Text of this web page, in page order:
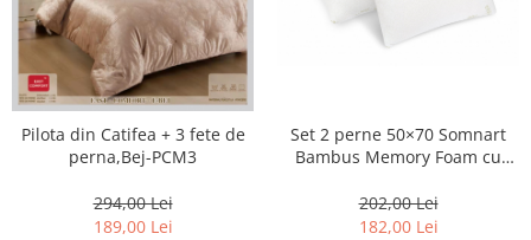
Pilota din Catifea + 3 fete de
perna,Bej-PCM3
294,00 Lei
189,00 Lei
Set 2 perne 50×70 Somnart
Bambus Memory Foam cu
202,00 Lei
182,00 Lei